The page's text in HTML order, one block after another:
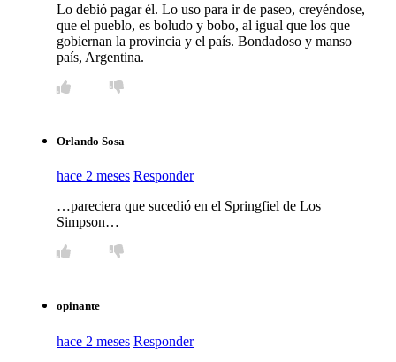
Lo debió pagar él. Lo uso para ir de paseo, creyéndose,
que el pueblo, es boludo y bobo, al igual que los que
gobiernan la provincia y el país. Bondadoso y manso
país, Argentina.
Orlando Sosa
hace 2 meses Responder
…pareciera que sucedió en el Springfiel de Los
Simpson…
opinante
hace 2 meses Responder